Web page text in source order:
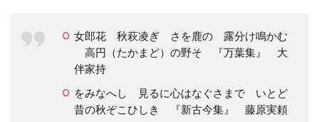
女郎花 秋萩凌ぎ さを鹿の 露分け鳴かむ
高円（たかまど）の野そ 『万葉集』 大
伴家持
をみなへし 見るに心はなぐさまで いとど
昔の秋ぞこひしき 『新古今集』 藤原実頼